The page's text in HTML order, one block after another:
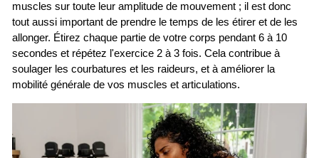
muscles sur toute leur amplitude de mouvement ; il est donc
tout aussi important de prendre le temps de les étirer et de les
allonger. Étirez chaque partie de votre corps pendant 6 à 10
secondes et répétez l'exercice 2 à 3 fois. Cela contribue à
soulager les courbatures et les raideurs, et à améliorer la
mobilité générale de vos muscles et articulations.